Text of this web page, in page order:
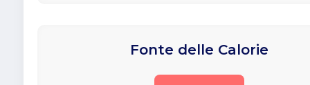
Fonte delle Calorie